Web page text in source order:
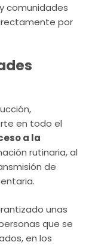
comunidades
por
en todo el
a la
rutinaria, al
de
unas
que se
en los